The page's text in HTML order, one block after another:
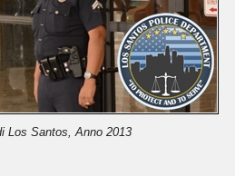
Los Santos, Anno 2013